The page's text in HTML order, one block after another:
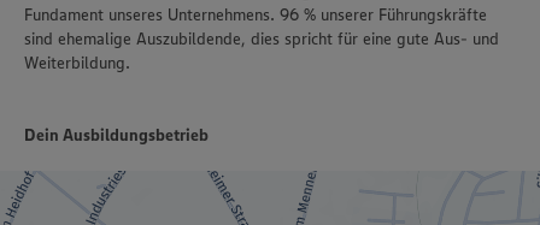
Fundament unseres Unternehmens. 96 % unserer Führungskräfte
sind ehemalige Auszubildende, dies spricht für eine gute Aus- und
Weiterbildung.
Dein Ausbildungsbetrieb